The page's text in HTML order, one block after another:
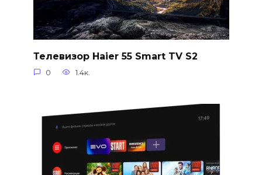
Телевизор Haier 55 Smart TV S2
0 1.4к.